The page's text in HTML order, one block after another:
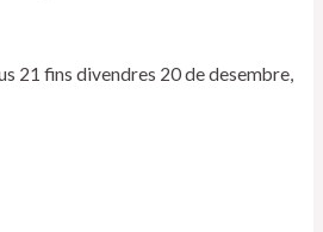
21 fins divendres 20 de desembre,